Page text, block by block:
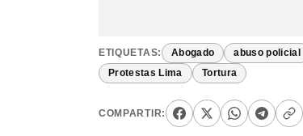
ETIQUETAS: Abogado abuso policial
Protestas Lima Tortura
COMPARTIR: